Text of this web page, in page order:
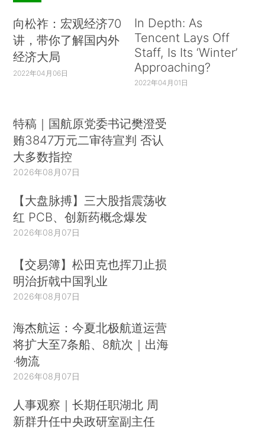
向松祚：宏观经济70
讲，带你了解国内外
经济大局
2022年04月06日
In Depth: As
Tencent Lays Off
Staff, Is Its ‘Winter’
Approaching?
2022年04月01日
特稿｜国航原党委书记樊澄受
贿3847万元二审待宣判 否认
大多数指控
2026年08月07日
【大盘脉搏】三大股指震荡收
红 PCB、创新药概念爆发
2026年08月07日
【交易簿】松田克也挥刀止损
明治折戟中国乳业
2026年08月07日
海杰航运：今夏北极航道运营
将扩大至7条船、8航次｜出海
·物流
2026年08月07日
人事观察｜长期任职湖北 周
新群升任中央政研室副主任